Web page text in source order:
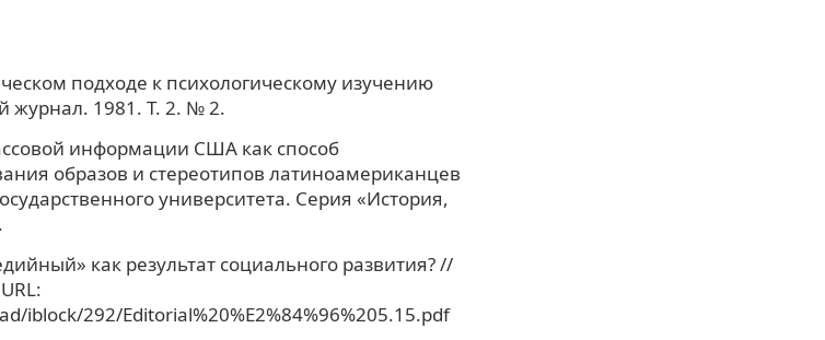
подходе к психологическому изучению
журнал. 1981. Т. 2. № 2.
информации США как способ
образов и стереотипов латиноамериканцев
университета. Серия «История,
как результат социального развития? //
iblock/292/Editorial%20%E2%84%96%205.15.pdf